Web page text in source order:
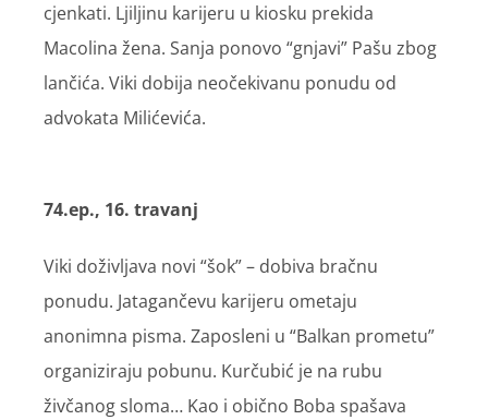
cjenkati. Ljiljinu karijeru u kiosku prekida
Macolina žena. Sanja ponovo “gnjavi” Pašu zbog
lančića. Viki dobija neočekivanu ponudu od
advokata Milićevića.
74.ep., 16. travanj
Viki doživljava novi “šok” – dobiva bračnu
ponudu. Jatagančevu karijeru ometaju
anonimna pisma. Zaposleni u “Balkan prometu”
organiziraju pobunu. Kurčubić je na rubu
živčanog sloma… Kao i obično Boba spašava